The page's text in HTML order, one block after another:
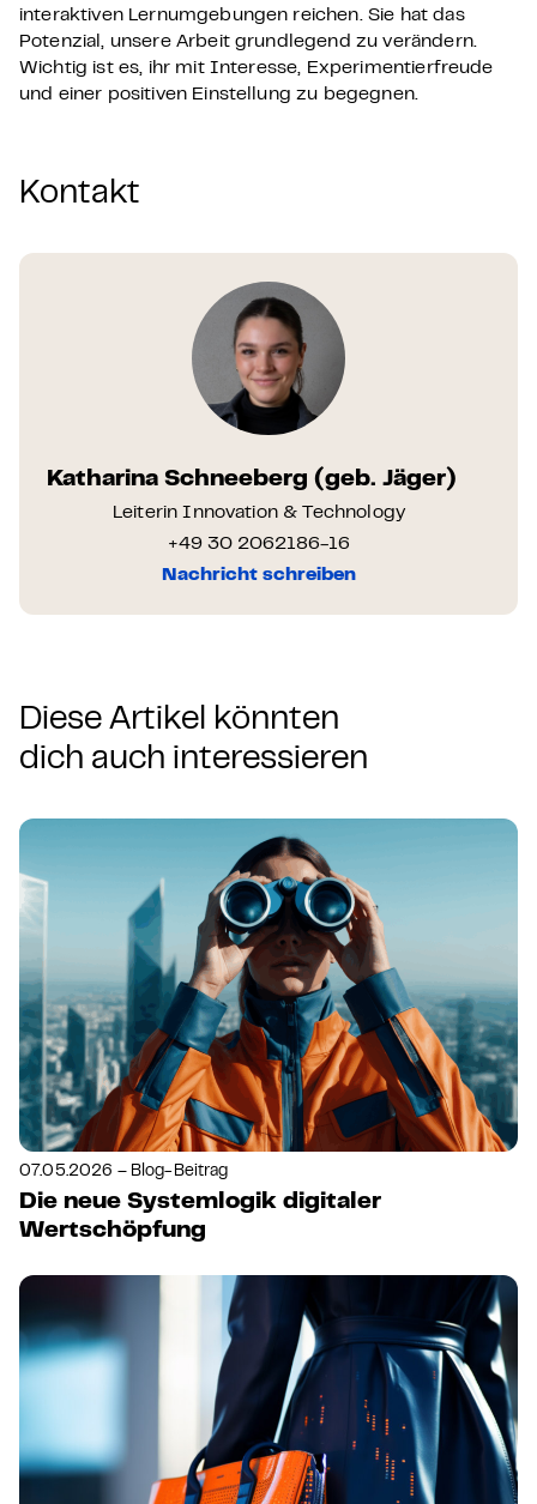
interaktiven Lernumgebungen reichen. Sie hat das
Potenzial, unsere Arbeit grundlegend zu verändern.
Wichtig ist es, ihr mit Interesse, Experimentierfreude
und einer positiven Einstellung zu begegnen.
Kontakt
Katharina Schneeberg (geb. Jäger)
Leiterin Innovation & Technology
+49 30 2062186-16
Nachricht schreiben
Diese Artikel könnten
dich auch interessieren
07.05.2026 – Blog-Beitrag
Die neue Systemlogik digitaler
Wertschöpfung